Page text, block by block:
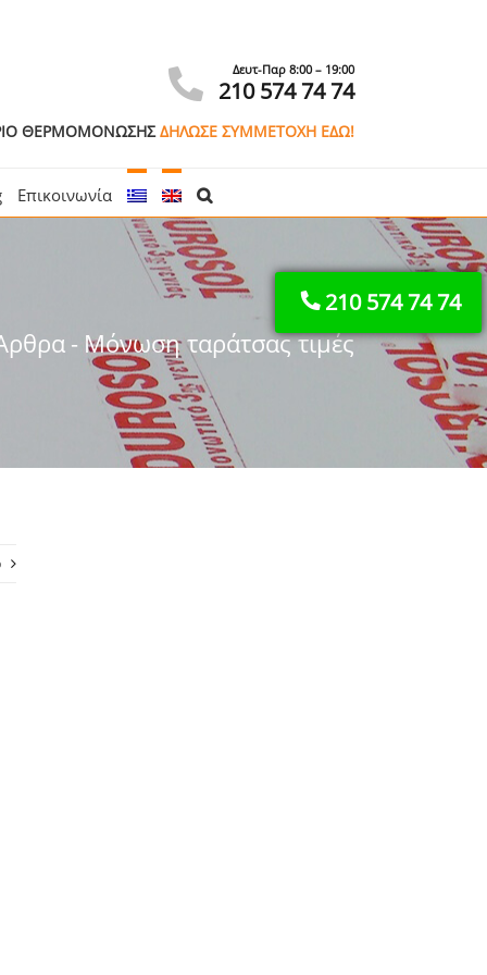
Δευτ-Παρ 8:00 – 19:00
210 574 74 74
ΘΕΡΜΟΜΟΝΩΣΗΣΔΗΛΩΣΕ ΣΥΜΜΕΤΟΧΗ ΕΔΩ!
Επικοινωνία
- Μόνωση ταράτσας τιμές
210 574 74 74